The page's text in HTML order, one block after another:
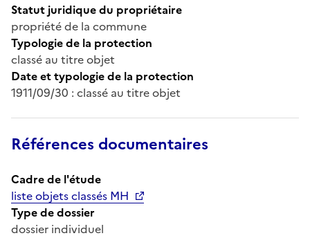
Statut juridique du propriétaire
propriété de la commune
Typologie de la protection
classé au titre objet
Date et typologie de la protection
1911/09/30 : classé au titre objet
Références documentaires
Cadre de l'étude
liste objets classés MH
Type de dossier
dossier individuel